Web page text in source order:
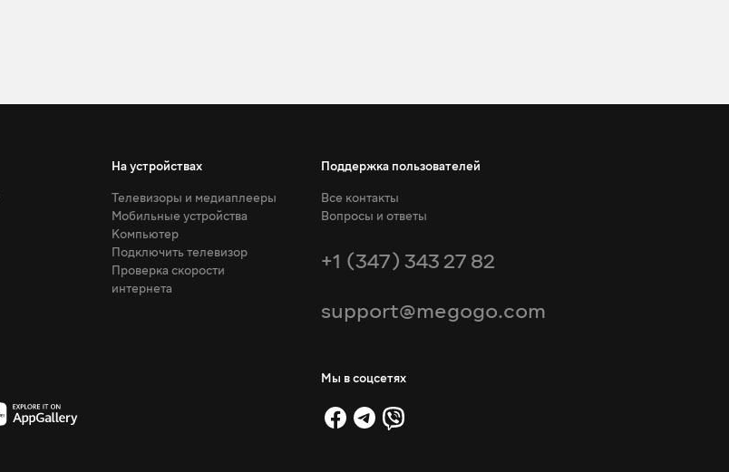
На устройствах
Телевизоры и медиаплееры
Мобильные устройства
Компьютер
Подключить телевизор
Проверка скорости
интернета
Поддержка пользователей
Все контакты
Вопросы и ответы
+1 (347) 343 27 82
support@megogo.com
Мы в соцсетях